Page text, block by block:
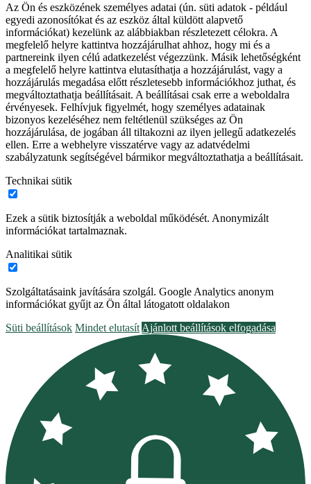
Az Ön és eszközének személyes adatai (ún. süti adatok - például
egyedi azonosítókat és az eszköz által küldött alapvető
információkat) kezelünk az alábbiakban részletezett célokra. A
megfelelő helyre kattintva hozzájárulhat ahhoz, hogy mi és a
partnereink ilyen célú adatkezelést végezzünk. Másik lehetőségként
a megfelelő helyre kattintva elutasíthatja a hozzájárulást, vagy a
hozzájárulás megadása előtt részletesebb információkhoz juthat, és
megváltoztathatja beállításait. A beállításai csak erre a weboldalra
érvényesek. Felhívjuk figyelmét, hogy személyes adatainak
bizonyos kezeléséhez nem feltétlenül szükséges az Ön
hozzájárulása, de jogában áll tiltakozni az ilyen jellegű adatkezelés
ellen. Erre a webhelyre visszatérve vagy az adatvédelmi
szabályzatunk segítségével bármikor megváltoztathatja a beállításait.
Technikai sütik
Ezek a sütik biztosítják a weboldal működését. Anonymizált
információkat tartalmaznak.
Analitikai sütik
Szolgáltatásaink javítására szolgál. Google Analytics anonym
információkat gyűjt az Ön által látogatott oldalakon
Süti beállítások Mindet elutasít Ajánlott beállítások elfogadása